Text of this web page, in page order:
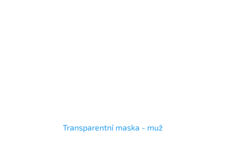
Transparentní maska - muž